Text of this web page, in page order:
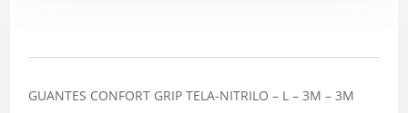
GUANTES CONFORT GRIP TELA-NITRILO – L – 3M – 3M